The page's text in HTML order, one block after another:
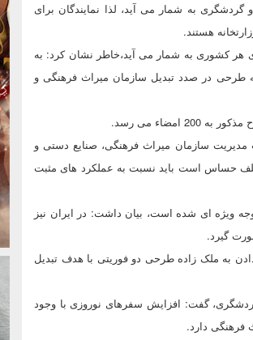
به شمار می آید، لذا نمایندگان برای
هستند.
کشوری به شمار می آید،‌خاطر نشان کرد: به
با ارائه طرحی در صدد تبدیل سازمان میراث فرهنگی و
می رسد.
سازمان میراث فرهنگی،‌ صنایع دستی و
حساس است باید نسبت به عملکرد های مثبت
ویژه ای شده است، بیان داشت: در ایران نیز
گیرد.
به ملک زاده طرحی دو فوریتی با هدف تبدیل
گفت: افزایش سفرهای نوروزی با وجود
فرهنگی دارد.